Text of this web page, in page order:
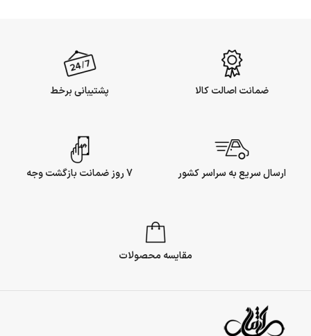
ضمانت اصالت کالا پشتیبانی برخط
ارسال سریع به سراسر کشور 7 روز ضمانت بازگشت وجه
مقایسه محصولات